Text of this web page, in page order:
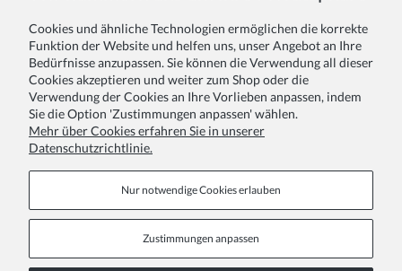
Ihr Kommentar:
Absenden
Cookies und ähnliche Technologien ermöglichen die korrekte
Funktion der Website und helfen uns, unser Angebot an Ihre
Bedürfnisse anzupassen. Sie können die Verwendung all dieser
Cookies akzeptieren und weiter zum Shop oder die
Verwendung der Cookies an Ihre Vorlieben anpassen, indem
Sie die Option 'Zustimmungen anpassen' wählen.
Mehr über Cookies erfahren Sie in unserer
Datenschutzrichtlinie.
Nur notwendige Cookies erlauben
Zustimmungen anpassen